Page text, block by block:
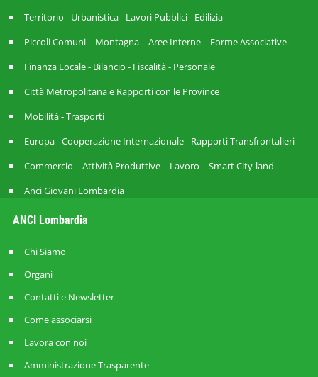
Territorio - Urbanistica - Lavori Pubblici - Edilizia
Piccoli Comuni – Montagna – Aree Interne – Forme Associative
Finanza Locale - Bilancio - Fiscalità - Personale
Città Metropolitana e Rapporti con le Province
Mobilità - Trasporti
Europa - Cooperazione Internazionale - Rapporti Transfrontalieri
Commercio – Attività Produttive – Lavoro – Smart City-land
Anci Giovani Lombardia
ANCI Lombardia
Chi Siamo
Organi
Contatti e Newsletter
Come associarsi
Lavora con noi
Amministrazione Trasparente